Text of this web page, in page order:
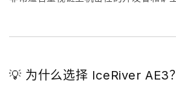
💡 为什么选择 IceRiver AE3？